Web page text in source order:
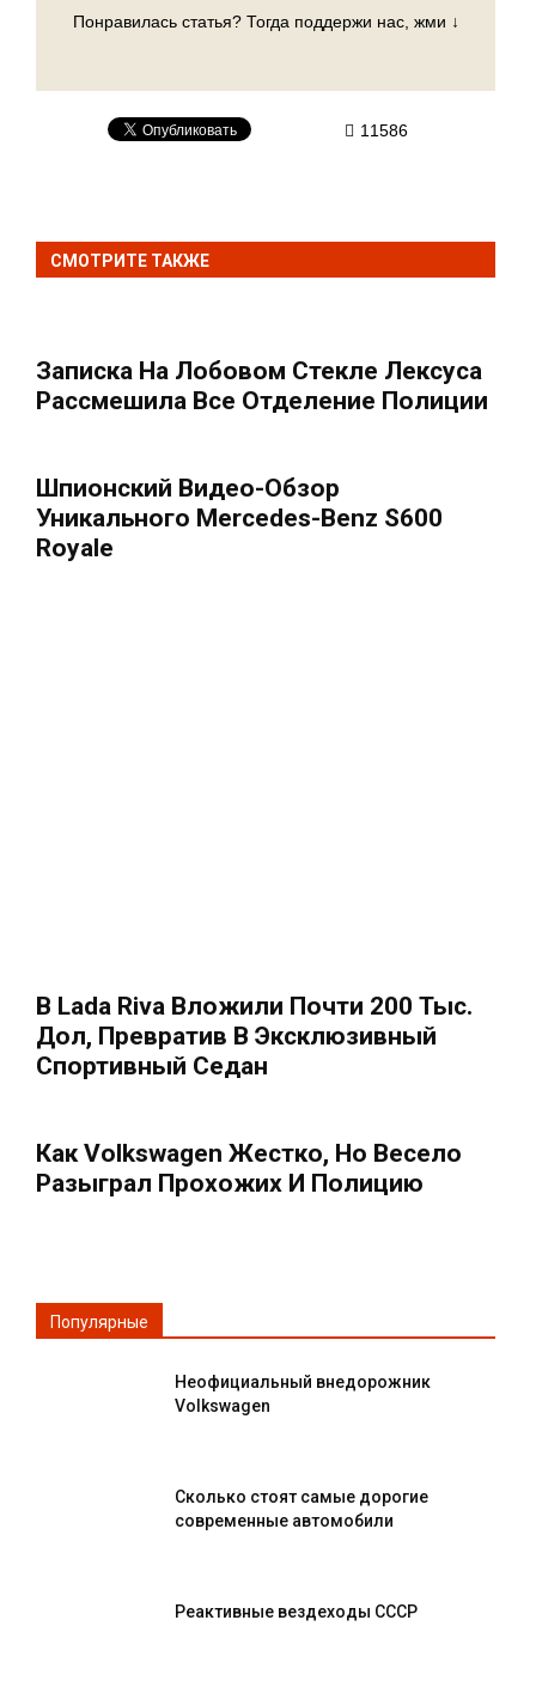
Понравилась статья? Тогда поддержи нас, жми ↓
11586
СМОТРИТЕ ТАКЖЕ
Записка На Лобовом Стекле Лексуса
Рассмешила Все Отделение Полиции
Шпионский Видео-Обзор
Уникального Mercedes-Benz S600
Royale
В Lada Riva Вложили Почти 200 Тыс.
Дол, Превратив В Эксклюзивный
Спортивный Седан
Как Volkswagen Жестко, Но Весело
Разыграл Прохожих И Полицию
Популярные
Неофициальный внедорожник
Volkswagen
Сколько стоят самые дорогие
современные автомобили
Реактивные вездеходы СССР